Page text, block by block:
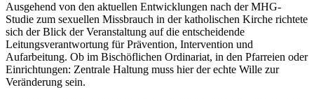
Ausgehend von den aktuellen Entwicklungen nach der MHG-
Studie zum sexuellen Missbrauch in der katholischen Kirche richtete
sich der Blick der Veranstaltung auf die entscheidende
Leitungsverantwortung für Prävention, Intervention und
Aufarbeitung. Ob im Bischöflichen Ordinariat, in den Pfarreien oder
Einrichtungen: Zentrale Haltung muss hier der echte Wille zur
Veränderung sein.